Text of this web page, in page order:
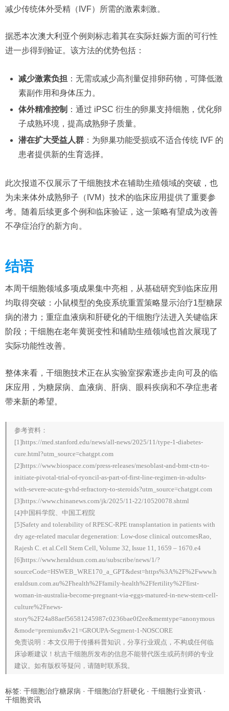
减少传统体外受精（IVF）所需的激素刺激。
据悉本次澳大利亚个例则标志着其在实际妊娠方面的可行性
进一步得到验证。该方法的优势包括：
减少激素负担：无需或减少高剂量促排卵药物，可降低激
素副作用和身体压力。
体外精准控制 ：通过 iPSC 衍生的卵巢支持细胞，优化卵
子成熟环境，提高成熟卵子质量。
潜在扩大受益人群：为卵巢功能受损或不适合传统 IVF 的
患者提供新的生育选择。
此次报道不仅展示了干细胞技术在辅助生殖领域的突破，也
为未来体外成熟卵子（IVM）技术的临床应用提供了重要参
考。随着后续更多个例和临床验证，这一策略有望成为改善
不孕症治疗的新方向。
结语
本周干细胞领域多项成果集中亮相，从基础研究到临床应用
均取得突破：小鼠模型的免疫系统重置策略显示治疗1型糖尿
病的潜力；重症血液病和肝硬化的干细胞疗法进入关键临床
阶段；干细胞在老年黄斑变性和辅助生殖领域也首次展现了
实际功能性改善。
整体来看，干细胞技术正在从实验室探索逐步走向可及的临
床应用，为糖尿病、血液病、肝病、眼科疾病和不孕症患者
带来新的希望。
参考资料：
[1]https://med.stanford.edu/news/all-news/2025/11/type-1-diabetes-
cure.html?utm_source=chatgpt.com
[2]https://www.biospace.com/press-releases/mesoblast-and-bmt-ctn-to-
initiate-pivotal-trial-of-ryoncil-as-part-of-first-line-regimen-in-adults-
with-severe-acute-gvhd-refractory-to-steroids?utm_source=chatgpt.com
[3]https://www.chinanews.com/jk/2025/11-22/10520078.shtml
[4]中国科学院、中国工程院
[5]Safety and tolerability of RPESC-RPE transplantation in patients with
dry age-related macular degeneration: Low-dose clinical outcomesRao,
Rajesh C. et al.Cell Stem Cell, Volume 32, Issue 11, 1659 – 1670.e4
[6]https://www.heraldsun.com.au/subscribe/news/1/?
sourceCode=HSWEB_WRE170_a_GPT&dest=https%3A%2F%2Fwww.h
eraldsun.com.au%2Fhealth%2Ffamily-health%2Ffertility%2Ffirst-
woman-in-australia-become-pregnant-via-eggs-matured-in-new-stem-cell-
culture%2Fnews-
story%2F24a88aef56581245987c0236bae0f2ee&memtype=anonymous
&mode=premium&v21=GROUPA-Segment-1-NOSCORE
免责说明：本文仅用于传播科普知识，分享行业观点，不构成任何临
床诊断建议！杭吉干细胞所发布的信息不能替代医生或药剂师的专业
建议。如有版权等疑问，请随时联系我。
标签: 干细胞治疗糖尿病 · 干细胞治疗肝硬化 · 干细胞行业资讯 ·
干细胞资讯